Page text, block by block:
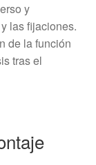
y
las fijaciones.
de la función
tras el